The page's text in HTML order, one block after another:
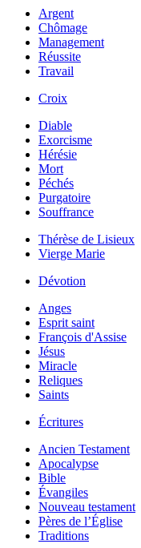
Argent
Chômage
Management
Réussite
Travail
Croix
Diable
Exorcisme
Hérésie
Mort
Péchés
Purgatoire
Souffrance
Thérèse de Lisieux
Vierge Marie
Dévotion
Anges
Esprit saint
François d'Assise
Jésus
Miracle
Reliques
Saints
Écritures
Ancien Testament
Apocalypse
Bible
Évangiles
Nouveau testament
Pères de l’Église
Traditions